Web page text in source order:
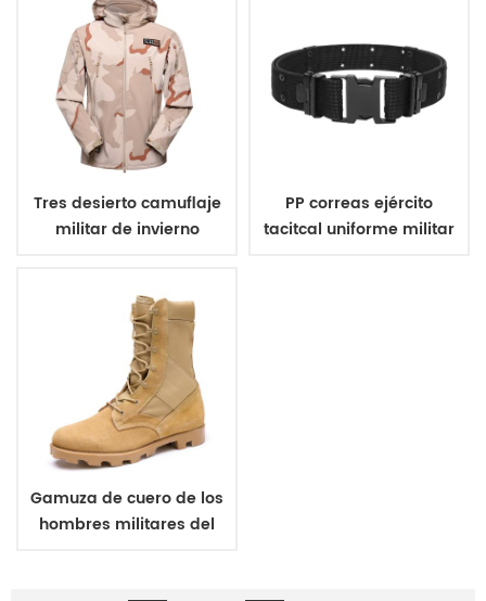
Tres desierto camuflaje
militar de invierno
PP correas ejército
tacitcal uniforme militar
Gamuza de cuero de los
hombres militares del